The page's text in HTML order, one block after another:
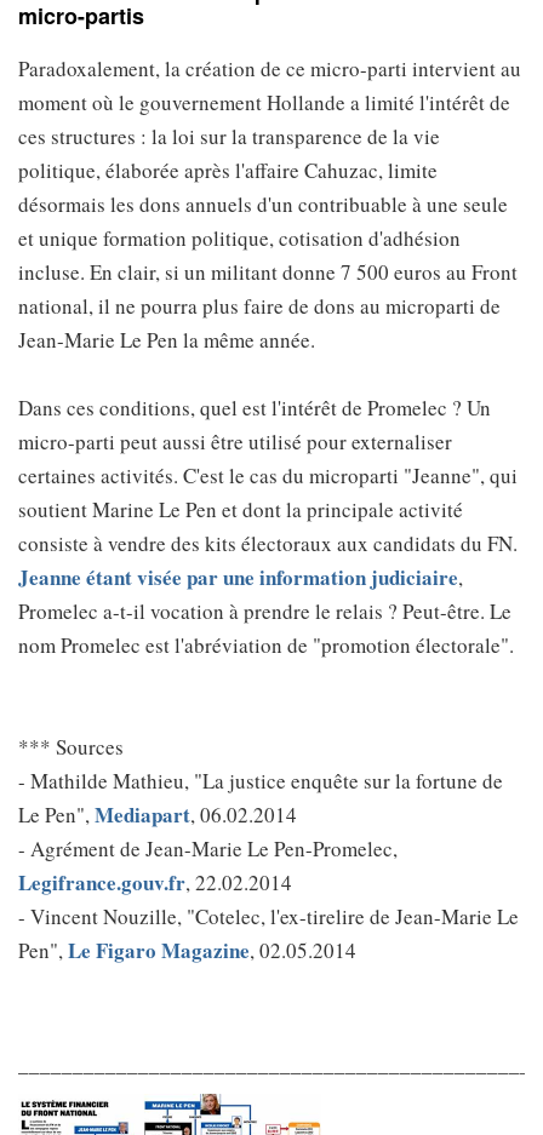
micro-partis
Paradoxalement, la création de ce micro-parti intervient au
moment où le gouvernement Hollande a limité l'intérêt de
ces structures : la loi sur la transparence de la vie
politique, élaborée après l'affaire Cahuzac, limite
désormais les dons annuels d'un contribuable à une seule
et unique formation politique, cotisation d'adhésion
incluse. En clair, si un militant donne 7 500 euros au Front
national, il ne pourra plus faire de dons au microparti de
Jean-Marie Le Pen la même année.
Dans ces conditions, quel est l'intérêt de Promelec ? Un
micro-parti peut aussi être utilisé pour externaliser
certaines activités. C'est le cas du microparti "Jeanne", qui
soutient Marine Le Pen et dont la principale activité
consiste à vendre des kits électoraux aux candidats du FN.
Jeanne étant visée par une information judiciaire,
Promelec a-t-il vocation à prendre le relais ? Peut-être. Le
nom Promelec est l'abréviation de "promotion électorale".
*** Sources
- Mathilde Mathieu, "La justice enquête sur la fortune de
Le Pen",Mediapart, 06.02.2014
- Agrément de Jean-Marie Le Pen-Promelec,
Legifrance.gouv.fr, 22.02.2014
- Vincent Nouzille, "Cotelec, l'ex-tirelire de Jean-Marie Le
Pen",Le Figaro Magazine, 02.05.2014